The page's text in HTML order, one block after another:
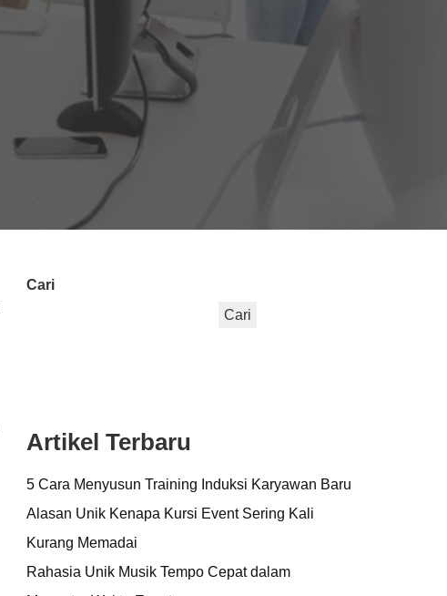
Cari
Cari
Artikel Terbaru
5 Cara Menyusun Training Induksi Karyawan Baru
Alasan Unik Kenapa Kursi Event Sering Kali
Kurang Memadai
Rahasia Unik Musik Tempo Cepat dalam